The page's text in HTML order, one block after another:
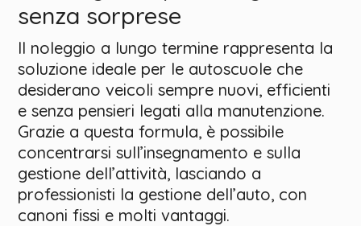
senza sorprese
Il noleggio a lungo termine rappresenta la
soluzione ideale per le autoscuole che
desiderano veicoli sempre nuovi, efficienti
e senza pensieri legati alla manutenzione.
Grazie a questa formula, è possibile
concentrarsi sull’insegnamento e sulla
gestione dell’attività, lasciando a
professionisti la gestione dell’auto, con
canoni fissi e molti vantaggi.